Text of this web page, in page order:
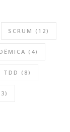
SCRUM (12)
(4)
TDD (8)